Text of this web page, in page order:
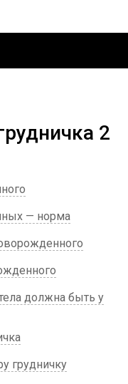
2
— норма
должна быть у
грудничку